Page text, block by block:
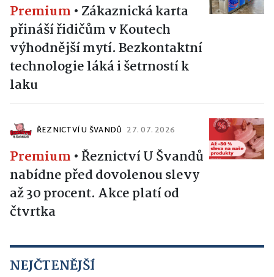
Premium • Zákaznická karta
přináší řidičům v Koutech
výhodnější mytí. Bezkontaktní
technologie láká i šetrností k
laku
ŘEZNICTVÍ U ŠVANDŮ 27. 07. 2026
Premium •Řeznictví U Švandů
nabídne před dovolenou slevy
až 30 procent. Akce platí od
čtvrtka
NEJČTENĚJŠÍ